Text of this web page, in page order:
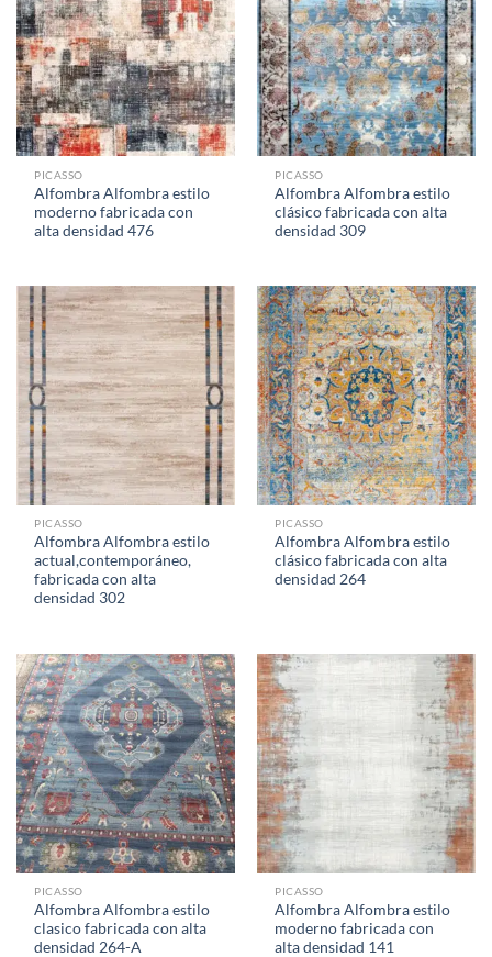
PICASSO
Alfombra Alfombra estilo
moderno fabricada con
alta densidad 476
PICASSO
Alfombra Alfombra estilo
clásico fabricada con alta
densidad 309
PICASSO
Alfombra Alfombra estilo
actual,contemporáneo,
fabricada con alta
densidad 302
PICASSO
Alfombra Alfombra estilo
clásico fabricada con alta
densidad 264
PICASSO
Alfombra Alfombra estilo
clasico fabricada con alta
densidad 264-A
PICASSO
Alfombra Alfombra estilo
moderno fabricada con
alta densidad 141